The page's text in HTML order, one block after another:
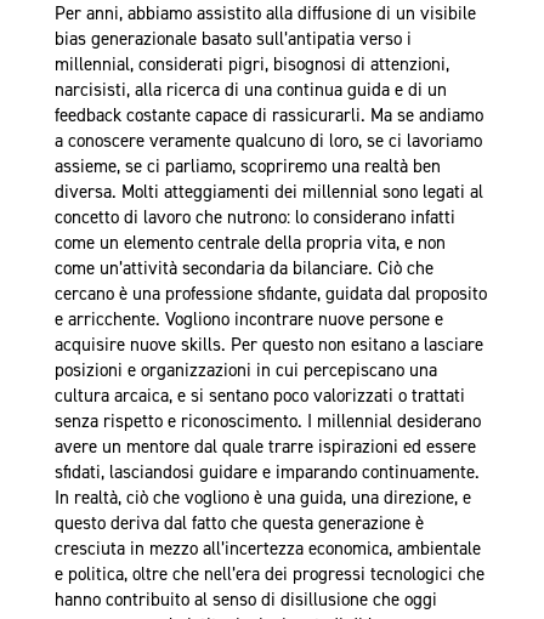
Per anni, abbiamo assistito alla diffusione di un visibile
bias generazionale basato sull’antipatia verso i
millennial, considerati pigri, bisognosi di attenzioni,
narcisisti, alla ricerca di una continua guida e di un
feedback costante capace di rassicurarli. Ma se andiamo
a conoscere veramente qualcuno di loro, se ci lavoriamo
assieme, se ci parliamo, scopriremo una realtà ben
diversa. Molti atteggiamenti dei millennial sono legati al
concetto di lavoro che nutrono: lo considerano infatti
come un elemento centrale della propria vita, e non
come un’attività secondaria da bilanciare. Ciò che
cercano è una professione sfidante, guidata dal proposito
e arricchente. Vogliono incontrare nuove persone e
acquisire nuove skills. Per questo non esitano a lasciare
posizioni e organizzazioni in cui percepiscano una
cultura arcaica, e si sentano poco valorizzati o trattati
senza rispetto e riconoscimento. I millennial desiderano
avere un mentore dal quale trarre ispirazioni ed essere
sfidati, lasciandosi guidare e imparando continuamente.
In realtà, ciò che vogliono è una guida, una direzione, e
questo deriva dal fatto che questa generazione è
cresciuta in mezzo all’incertezza economica, ambientale
e politica, oltre che nell’era dei progressi tecnologici che
hanno contribuito al senso di disillusione che oggi